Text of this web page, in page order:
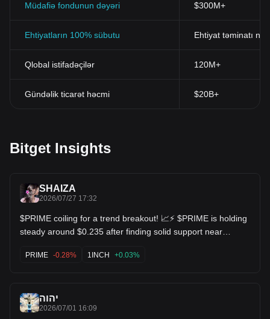
Müdafiə fondunun dəyəri $300M+
Ehtiyatların 100% sübutu Ehtiyat təminatı
Qlobal istifadəçilər 120M+
Gündəlik ticarət həcmi $20B+
Bitget Insights
SHAIZA
2026/07/27 17:32
$PRIME coiling for a trend breakout! 📈⚡ $PRIME is holding
steady around $0.235 after finding solid support near
with moving averages starting to curl upward. Looking for a
push back toward the $0.35+ resistance zone! $1INCH
PRIME -0.28% 1INCH +0.03%
יהוה
2026/07/01 16:09